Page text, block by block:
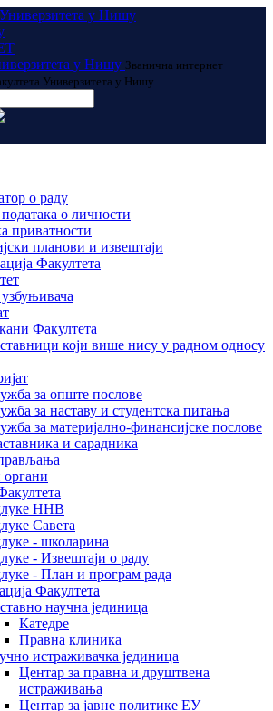
у Нишу Званична интернет
Универзитета у Нишу
о раду
о личности
приватности
планови и извештаји
Факултета
Факултета
који више нису у радном односу
за опште послове
за наставу и студентска питања
за материјално-финансијске послове
и сарадника
ННВ
Савета
- школарина
- Извештаји о раду
- План и програм рада
Факултета
научна јединица
Катедре
Правна клиника
истраживачка јединица
Центар за правна и друштвена
истраживања
Центар за јавне политике ЕУ